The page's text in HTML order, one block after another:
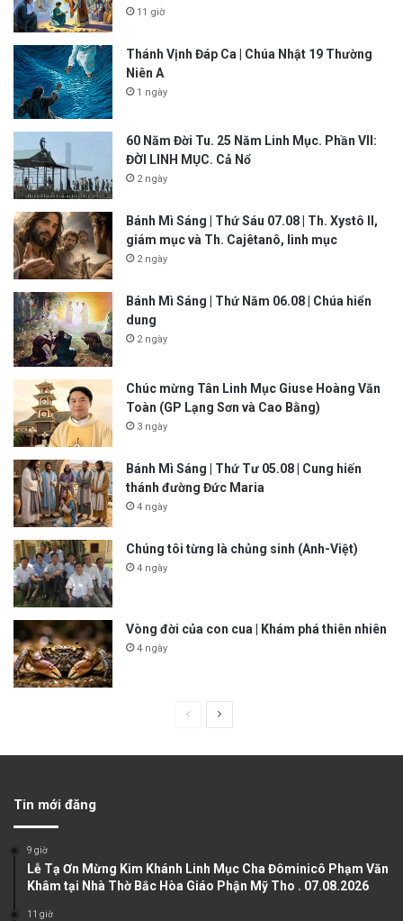
11 giờ
Thánh Vịnh Đáp Ca | Chúa Nhật 19 Thường
Niên A
1 ngày
60 Năm Đời Tu. 25 Năm Linh Mục. Phần VII:
ĐỜI LINH MỤC. Cả Nổ
2 ngày
Bánh Mì Sáng | Thứ Sáu 07.08 | Th. Xystô II,
giám mục và Th. Cajêtanô, linh mục
2 ngày
Bánh Mì Sáng | Thứ Năm 06.08 | Chúa hiển
dung
2 ngày
Chúc mừng Tân Linh Mục Giuse Hoàng Văn
Toàn (GP Lạng Sơn và Cao Bằng)
3 ngày
Bánh Mì Sáng | Thứ Tư 05.08 | Cung hiến
thánh đường Đức Maria
4 ngày
Chúng tôi từng là chủng sinh (Anh-Việt)
4 ngày
Vòng đời của con cua | Khám phá thiên nhiên
4 ngày
u
s
g
e
Tin mới đăng
9 giờ
Lễ Tạ Ơn Mừng Kim Khánh Linh Mục Cha Đôminicô Phạm Văn
Khâm tại Nhà Thờ Bắc Hòa Giáo Phận Mỹ Tho . 07.08.2026
11 giờ